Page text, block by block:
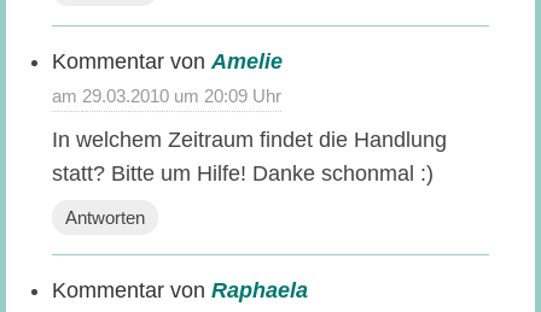
Amelie
29.03.2010 um 20:09 Uhr
In welchem Zeitraum findet die Handlung
statt? Bitte um Hilfe! Danke schonmal :)
Antworten
Raphaela